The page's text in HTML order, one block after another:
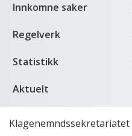
Innkomne saker
Regelverk
Statistikk
Aktuelt
Klagenemndssekretariatet